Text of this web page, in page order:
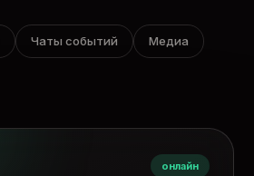
Чаты событий Медиа
онлайн